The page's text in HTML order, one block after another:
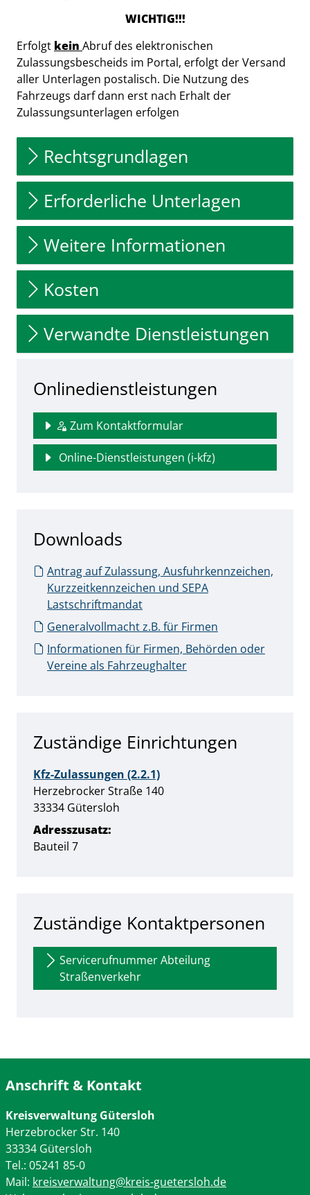
WICHTIG!!!
Erfolgt kein Abruf des elektronischen
Zulassungsbescheids im Portal, erfolgt der Versand
aller Unterlagen postalisch. Die Nutzung des
Fahrzeugs darf dann erst nach Erhalt der
Zulassungsunterlagen erfolgen
Rechtsgrundlagen
Erforderliche Unterlagen
Weitere Informationen
Kosten
Verwandte Dienstleistungen
Onlinedienstleistungen
Zum Kontaktformular
Online-Dienstleistungen (i-kfz)
Downloads
Antrag auf Zulassung, Ausfuhrkennzeichen,
Kurzzeitkennzeichen und SEPA
Lastschriftmandat
Generalvollmacht z.B. für Firmen
Informationen für Firmen, Behörden oder
Vereine als Fahrzeughalter
Zuständige Einrichtungen
Kfz-Zulassungen (2.2.1)
Straße:
Herzebrocker Straße Hausnummer:
140
PLZ:
33334 Ort:
Gütersloh
Adresszusatz:
Bauteil 7
Zuständige Kontaktpersonen
Servicerufnummer Abteilung
Straßenverkehr
Anschrift & Kontakt
Kreisverwaltung Gütersloh
Herzebrocker Str. 140
33334 Gütersloh
Tel.: 05241 85-0
Mail: kreisverwaltung@kreis-guetersloh.de